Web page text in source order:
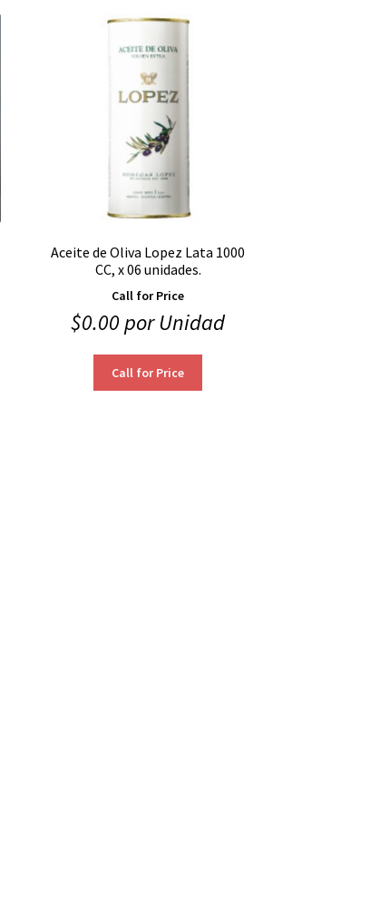
Aceite de Oliva Lopez Lata 1000
CC, x 06 unidades.
Call for Price
$0.00 por Unidad
Call for Price